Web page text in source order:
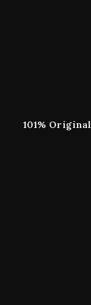
101% Original